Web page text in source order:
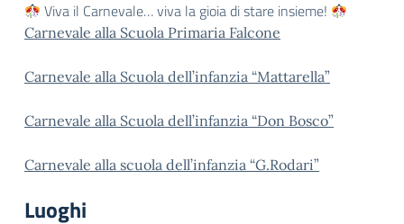
Viva il Carnevale… viva la gioia di stare insieme!
Carnevale alla Scuola Primaria Falcone
Carnevale alla Scuola dell’infanzia “Mattarella”
Carnevale alla Scuola dell’infanzia “Don Bosco”
Carnevale alla scuola dell’infanzia “G.Rodari”
Luoghi